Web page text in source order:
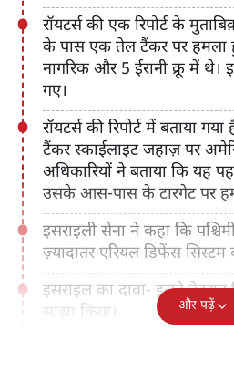
रॉयटर्स की एक रिपोर्ट के
के पास एक तेल टैंकर पर हमला
नागरिक और 5 ईरानी क्रू में थे।
गए।
रॉयटर्स की रिपोर्ट में बताया
टैंकर स्काईलाइट जहाज़ पर
अधिकारियों ने बताया कि यह
उसके आस-पास के टारगेट पर
इसराइली सेना ने कहा कि
ज़्यादातर एरियल डिफेंस सिस्टम
इसराइल का दावा- इसने तेहरान
साझा किया।
और पढ़ें